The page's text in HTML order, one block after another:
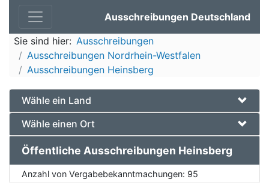
Ausschreibungen Deutschland
Sie sind hier: Ausschreibungen
Ausschreibungen Nordrhein-Westfalen
Ausschreibungen Heinsberg
Wähle ein Land
Wähle einen Ort
Öffentliche Ausschreibungen Heinsberg
Anzahl von Vergabebekanntmachungen: 95